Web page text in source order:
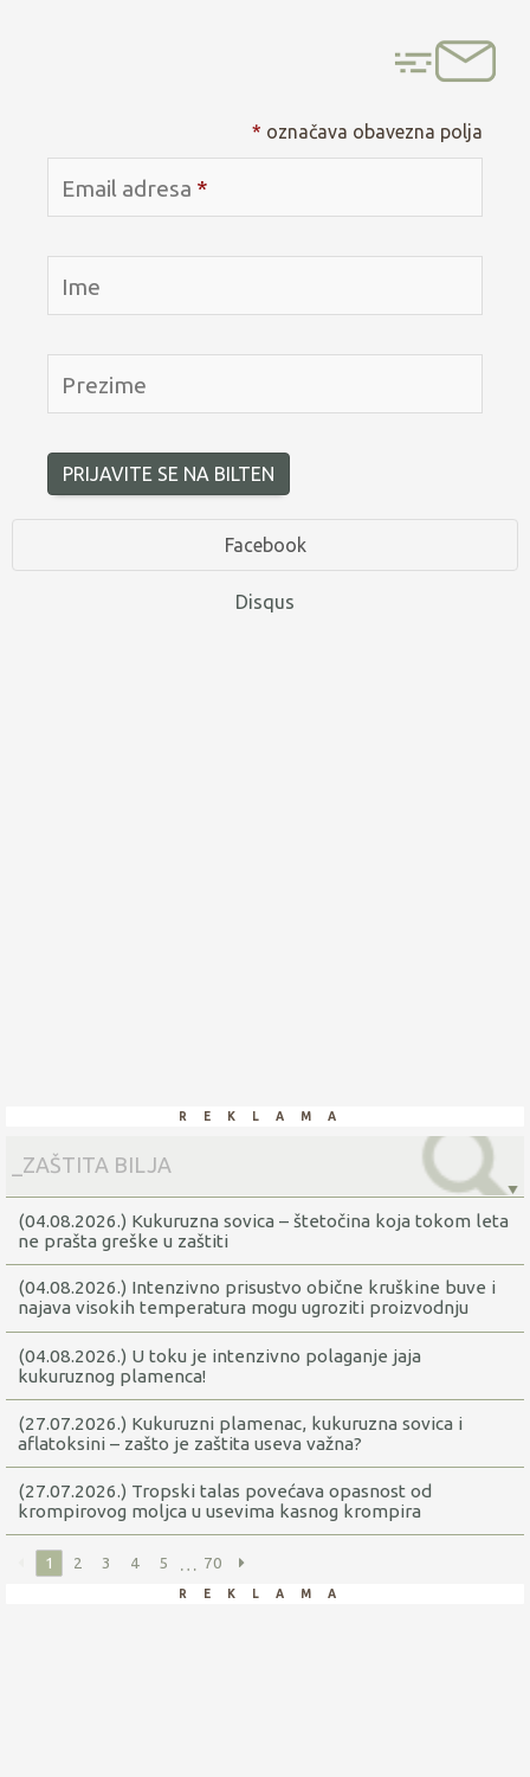
* označava obavezna polja
Email adresa *
Ime
Prezime
PRIJAVITE SE NA BILTEN
Facebook
Disqus
reklama
(04.08.2026.) Kukuruzna sovica – štetočina koja tokom leta
ne prašta greške u zaštiti
(04.08.2026.) Intenzivno prisustvo obične kruškine buve i
najava visokih temperatura mogu ugroziti proizvodnju
krušaka
(04.08.2026.) U toku je intenzivno polaganje jaja
kukuruznog plamenca!
(27.07.2026.) Kukuruzni plamenac, kukuruzna sovica i
aflatoksini – zašto je zaštita useva važna?
(27.07.2026.) Tropski talas povećava opasnost od
krompirovog moljca u usevima kasnog krompira
1 2 3 4 5
70
reklama